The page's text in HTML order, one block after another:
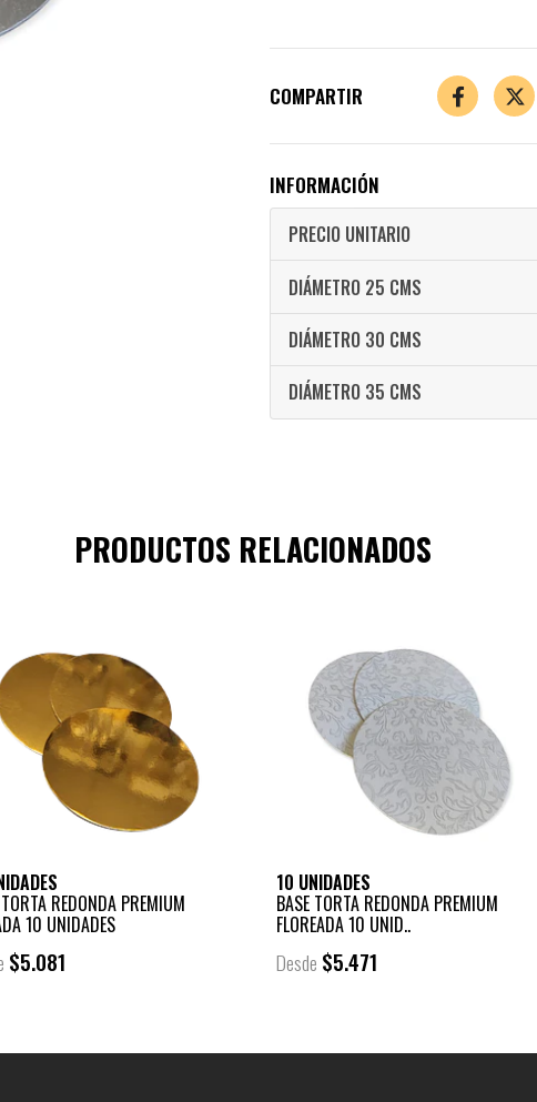
COMPARTIR
INFORMACIÓN
PRECIO UNITARIO
DIÁMETRO 25 CMS
DIÁMETRO 30 CMS
DIÁMETRO 35 CMS
PRODUCTOS RELACIONADOS
REDONDA PREMIUM
10 UNIDADES
$5.081
10 UNIDADES
BASE TORTA REDONDA PREMIUM
FLOREADA 10 UNID..
Desde $5.471